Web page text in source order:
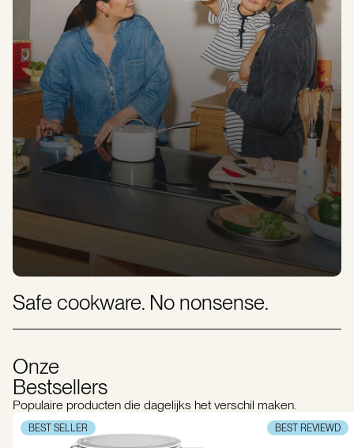
Safe cookware. No nonsense.
Onze
Bestsellers
Populaire producten die dagelijks het verschil maken.
BEST SELLER BEST REVIEWD